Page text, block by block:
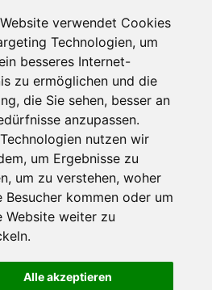
verwendet Cookies
Technologien, um
besseres Internet-
zu ermöglichen und die
die Sie sehen, besser an
anzupassen.
nutzen wir
um Ergebnisse zu
um zu verstehen, woher
Besucher kommen oder um
Website weiter zu
Alle akzeptieren
und Rückgabe
jederzeit innerhalb von 90 Tagen
Trees.org
wir einen Baum! Mehr lesen